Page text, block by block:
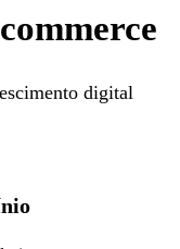
digital